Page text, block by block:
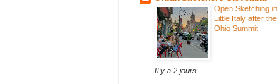
Open Sketching in
Little Italy after the
Ohio Summit
Il y a 2 jours